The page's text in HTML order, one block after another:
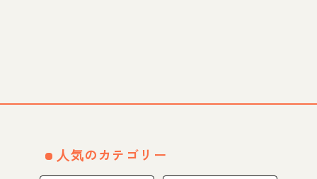
人気のカテゴリー